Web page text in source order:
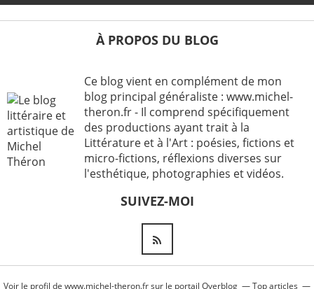
À PROPOS DU BLOG
Ce blog vient en complément de mon
blog principal généraliste : www.michel-
theron.fr - Il comprend spécifiquement
des productions ayant trait à la
Littérature et à l'Art : poésies, fictions et
micro-fictions, réflexions diverses sur
l'esthétique, photographies et vidéos.
SUIVEZ-MOI
Voir le profil de www.michel-theron.frsur le portail Overblog Top articles